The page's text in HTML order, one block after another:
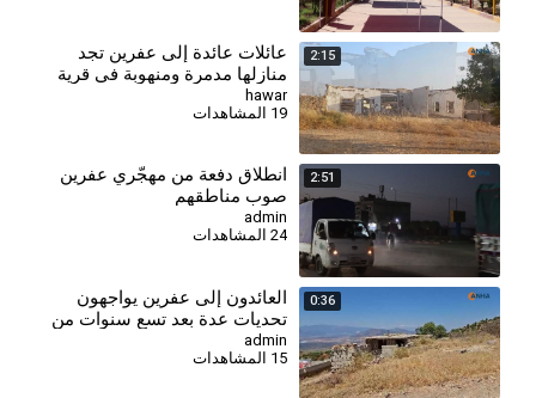
2:15
عائلات عائدة إلى عفرين تجد
منازلها مدمرة ومنهوبة في قرية
دورقليا
hawar
19 المشاهدات
2:51
انطلاق دفعة من مهجّري عفرين
صوب مناطقهم
admin
0:36
العائدون إلى عفرين يواجهون
تحديات عدة بعد تسع سنوات من
التهجير
admin
15 المشاهدات